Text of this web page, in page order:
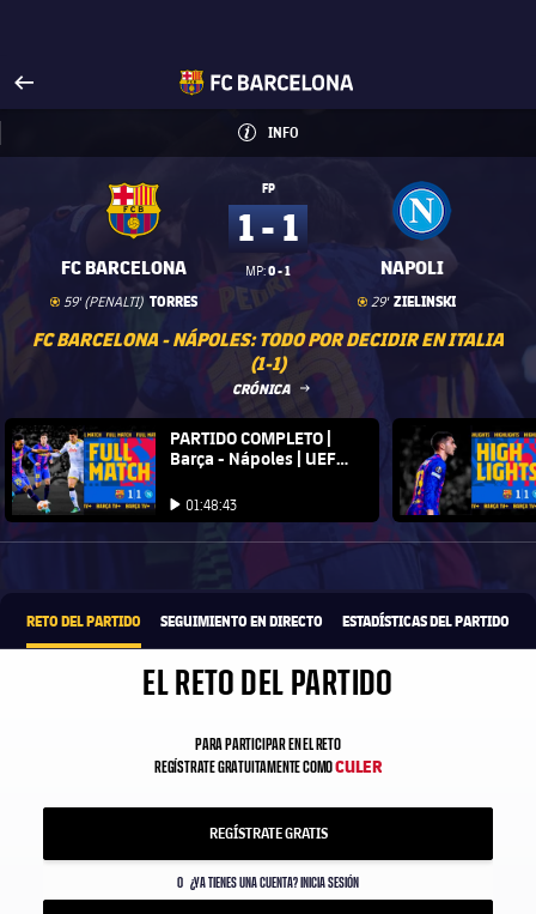
Visita FCBarcelona.es
arrow-right
fcbarcelona-with-name
INFO
INFORMACIÓN
INFO
FC BARCELONA
Golgoal
59' (PENALTI) TORRES
FP
1 - 1
MP:0 - 1 NAPOLI
Golgoal
29' ZIELINSKI
FC BARCELONA - NÁPOLES: TODO POR DECIDIR EN ITALIA
(1-1)
CRÓNICA LABEL.ARIA.ARROWRIGHT
FC Barcelona club badge
Iniciar vídeo
PARTIDO COMPLETO |
Barça - Nápoles | UEFA
Iniciar vídeo
01:48:43
FC
Iniciar vídeo
RETO DEL PARTIDO SEGUIMIENTO EN DIRECTO ESTADÍSTICAS DEL PARTIDO
EL RETO DEL PARTIDO
PARA PARTICIPAR EN EL RETO
REGÍSTRATE GRATUITAMENTE COMOCULER
REGÍSTRATE GRATIS
O ¿YA TIENES UNA CUENTA? INICIA SESIÓN